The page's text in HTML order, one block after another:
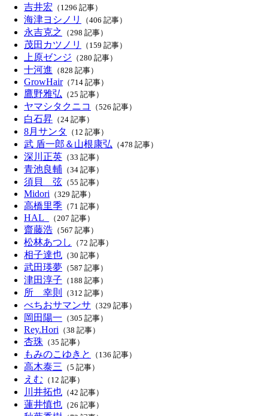
吉井宏 （1296 記事）
海津ヨシノリ （406 記事）
永吉克之 （298 記事）
茂田カツノリ （159 記事）
上原ゼンジ （280 記事）
十河進 （828 記事）
GrowHair（714 記事）
鷹野雅弘 （25 記事）
ヤマシタクニコ （526 記事）
白石昇 （24 記事）
8月サンタ （12 記事）
武 盾一郎＆山根康弘 （478 記事）
深川正英 （33 記事）
青池良輔 （34 記事）
須貝 弦 （55 記事）
Midori （329 記事）
高橋里季 （71 記事）
HAL_ （207 記事）
齋藤浩 （567 記事）
松林あつし （72 記事）
相子達也 （30 記事）
武田瑛夢 （587 記事）
津田淳子 （188 記事）
所 幸則 （312 記事）
べちおサマンサ （329 記事）
岡田陽一 （305 記事）
Rey.Hori （38 記事）
杏珠 （35 記事）
もみのこゆきと （136 記事）
高木泰三 （5 記事）
えむ （12 記事）
川井拓也 （42 記事）
蓮井慎也 （26 記事）